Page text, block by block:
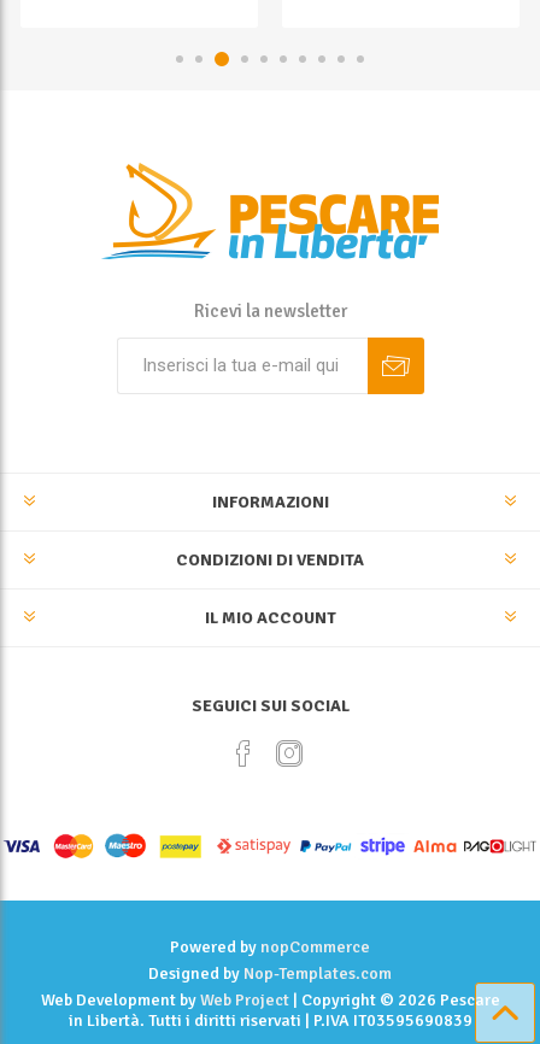
Ricevi la newsletter
INFORMAZIONI
CONDIZIONI DI VENDITA
IL MIO ACCOUNT
SEGUICI SUI SOCIAL
Powered by nopCommerce
Designed by Nop-Templates.com
Web Development byWeb Project| Copyright © 2026 Pescare
in Libertà. Tutti i diritti riservati | P.IVA IT03595690839